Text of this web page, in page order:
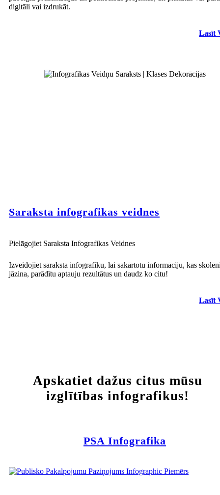
digitāli vai izdrukāt.
Lasīt
Saraksta infografikas veidnes
Pielāgojiet Saraksta Infografikas Veidnes
Izveidojiet saraksta infografiku, lai sakārtotu informāciju, kas
jāzina, parādītu aptauju rezultātus un daudz ko citu!
Lasīt
Apskatiet dažus citus mūsu
izglītības infografikus!
PSA Infografika